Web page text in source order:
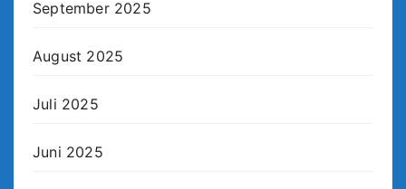
September 2025
August 2025
Juli 2025
Juni 2025